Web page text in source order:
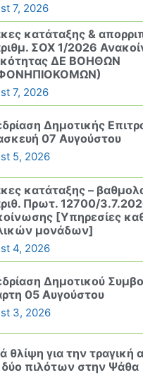
7, 2026
κατάταξης &
ΣΟΧ 1/2026
ΔΕ ΒΟΗΘΩΝ
7, 2026
Δημοτικής
07 Αυγούστου
5, 2026
κατάταξης –
Πρωτ. 12700/
[Υπηρεσίες
μονάδων]
4, 2026
Δημοτικού
05 Αυγούστου
3, 2026
θλίψη για την τραγική
πιλότων στην Ψάθα